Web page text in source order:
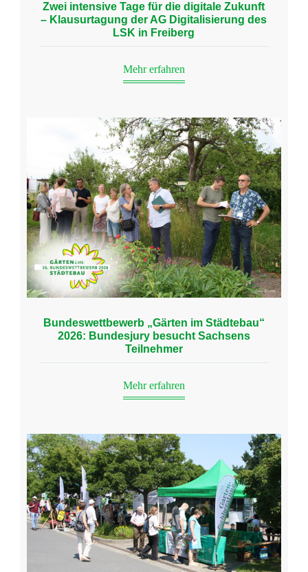
Zwei intensive Tage für die digitale Zukunft
– Klausurtagung der AG Digitalisierung des
LSK in Freiberg
Mehr erfahren
Bundeswettbewerb „Gärten im Städtebau“
2026: Bundesjury besucht Sachsens
Teilnehmer
Mehr erfahren